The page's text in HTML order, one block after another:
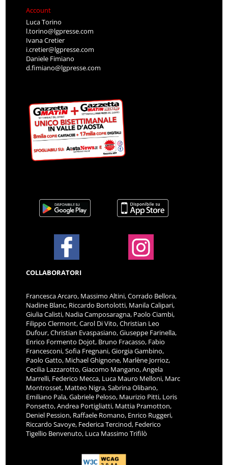
Account
Luca Torino
l.torino@lgpresse.com
Ivana Cretier
i.cretier@lgpresse.com
Daniele Fimiano
d.fimiano@lgpresse.com
COLLABORATORI
Francesca Arcaro, Massimo Altini, Corrado Bellora,
Nadine Blanc, Riccardo Bortolotti, Manila Calipari,
Giulia Calisti, Nadia Camposaragna, Paolo Ciambi,
Filippo Clermont, Carol Di Vito, Christian Leo
Dufour, Christian Evaspasiano, Giuseppe Farinella,
Enrico Formento Dojot, Bruno Fracasso, Fabio
Francesconi, Sofia Fregnani, Giorgia Gambino,
Paolo Gatto, Michael Ghignone, Marlène Jorrioz,
Cecilia Lazzarotto, Giacomo Mangano, Angela
Marrelli, Federico Mecca, Luca Mauro Melloni, Marc
Montrosset, Matteo Nigra, Sabrina Olibano,
Emiliano Pala, Gabriele Peloso, Maurizio Pitti, Loris
Ponsetto, Andrea Portigliatti, Mattia Pramotton,
Deniel Pession, Raffaele Romano, Enrico Ruggeri,
Riccardo Savoye, Federica Tercinod, Federico
Tigellio Benvenuto, Luca Massimo Trifilò